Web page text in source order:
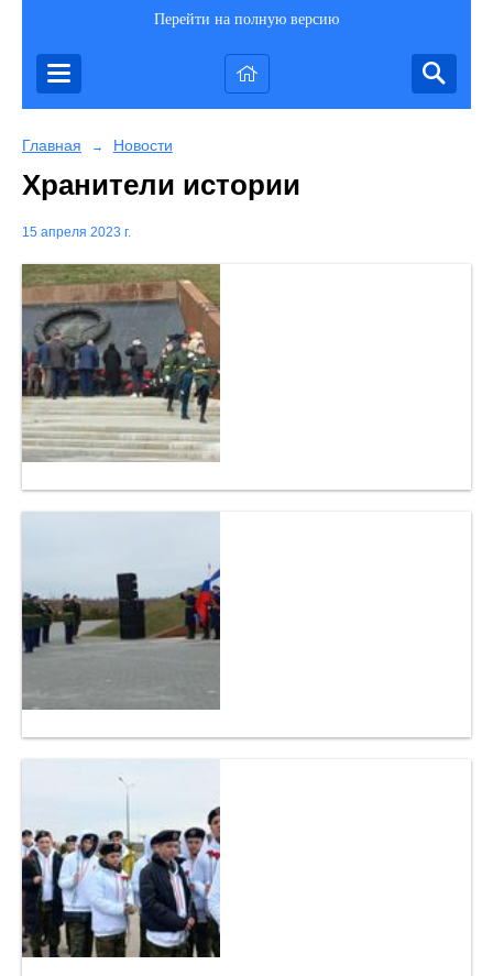
Перейти на полную версию
Главная → Новости
Хранители истории
15 апреля 2023 г.